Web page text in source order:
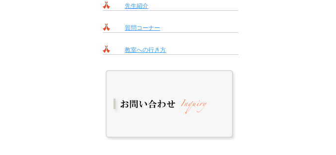
先生紹介
質問コーナー
教室への行き方